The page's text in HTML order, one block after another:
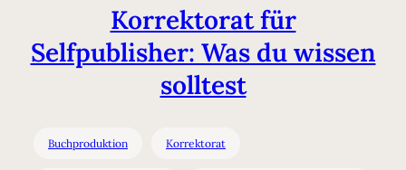
Korrektorat für
Selfpublisher: Was du wissen
solltest
Buchproduktion Korrektorat